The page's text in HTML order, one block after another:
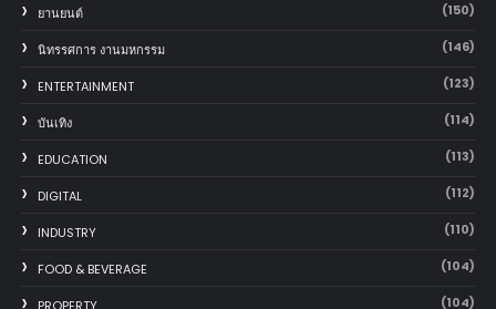
‎ยานยนต์‎ (150)
นิทรรศการ งานมหกรรม (146)
ENTERTAINMENT (123)
บันเทิง (114)
EDUCATION (113)
DIGITAL (112)
INDUSTRY (110)
FOOD & BEVERAGE (104)
(104)